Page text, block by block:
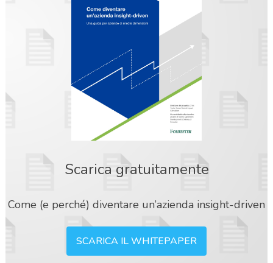
Scarica gratuitamente
Come (e perché) diventare un’azienda insight-driven
SCARICA IL WHITEPAPER